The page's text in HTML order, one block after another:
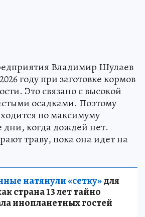
Владимир Шулаев
году при заготовке кормов
Это связано с высокой
осадками. Поэтому
по максимуму
дни, когда дождей нет.
траву, пока она идет на
натянули «сетку»для
страна 13 лет тайно
инопланетных гостей